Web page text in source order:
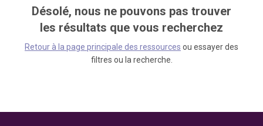
Désolé, nous ne pouvons pas trouver
les résultats que vous recherchez
Retour à la page principale des ressources ou essayer des
filtres ou la recherche.